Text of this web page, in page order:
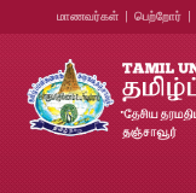
மாணவர்கள் பெற்றோர்